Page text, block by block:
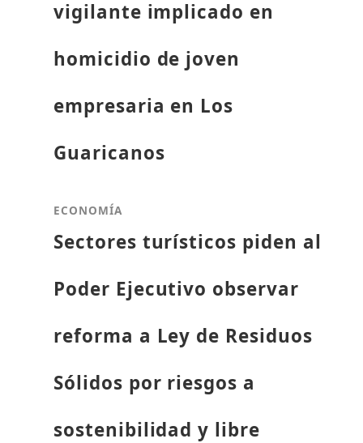
vigilante implicado en
homicidio de joven
empresaria en Los
Guaricanos
ECONOMÍA
Sectores turísticos piden al
Poder Ejecutivo observar
reforma a Ley de Residuos
Sólidos por riesgos a
sostenibilidad y libre